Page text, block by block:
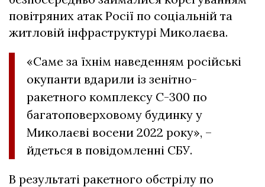
повітряних атак Росії по соціальній та
житловій інфраструктурі Миколаєва.
«Саме за їхнім наведенням російські
окупанти вдарили із зенітно-
ракетного комплексу С-300 по
багатоповерховому будинку у
Миколаєві восени 2022 року», –
йдеться в повідомленні СБУ.
В результаті ракетного обстрілу по